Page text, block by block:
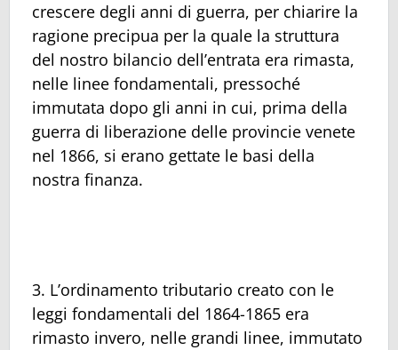
crescere degli anni di guerra, per chiarire la
ragione precipua per la quale la struttura
del nostro bilancio dell’entrata era rimasta,
nelle linee fondamentali, pressoché
immutata dopo gli anni in cui, prima della
guerra di liberazione delle provincie venete
nel 1866, si erano gettate le basi della
nostra finanza.
3. L’ordinamento tributario creato con le
leggi fondamentali del 1864-1865 era
rimasto invero, nelle grandi linee, immutato